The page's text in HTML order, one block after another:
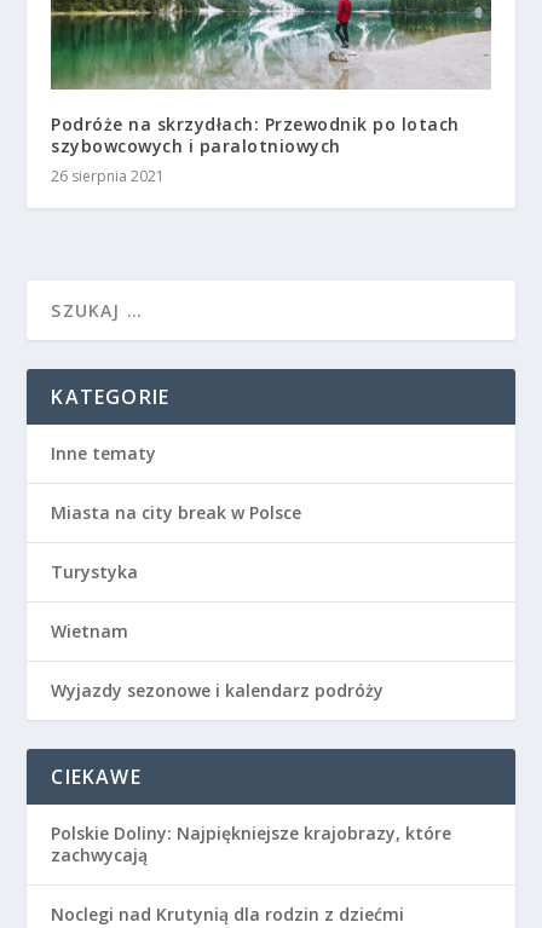
Podróże na skrzydłach: Przewodnik po lotach
szybowcowych i paralotniowych
26 sierpnia 2021
KATEGORIE
Inne tematy
Miasta na city break w Polsce
Turystyka
Wietnam
Wyjazdy sezonowe i kalendarz podróży
CIEKAWE
Polskie Doliny: Najpiękniejsze krajobrazy, które
zachwycają
Noclegi nad Krutynią dla rodzin z dziećmi